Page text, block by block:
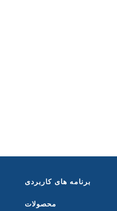
برنامه های کاربردی
محصولات